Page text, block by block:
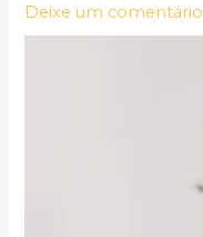
Deixe um comentário